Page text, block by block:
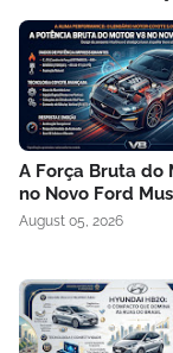
A Força Bruta do
no Novo Ford
August 05, 2026